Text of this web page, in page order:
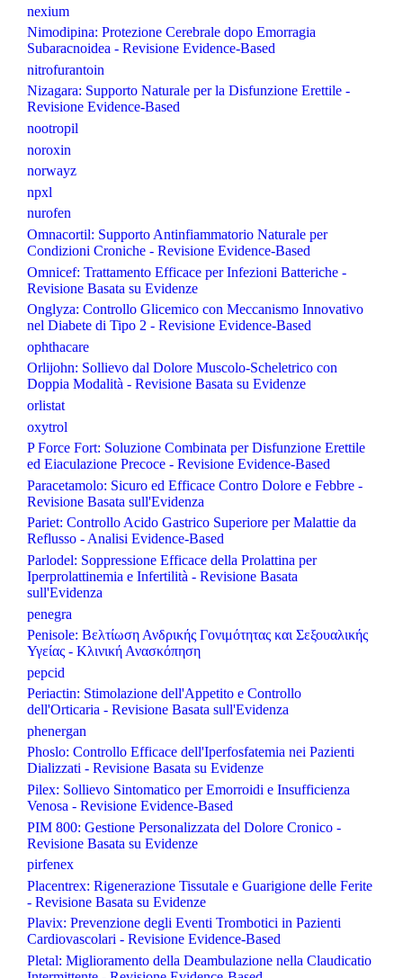
nexium
Nimodipina: Protezione Cerebrale dopo Emorragia
Subaracnoidea - Revisione Evidence-Based
nitrofurantoin
Nizagara: Supporto Naturale per la Disfunzione Erettile -
Revisione Evidence-Based
nootropil
noroxin
norwayz
npxl
nurofen
Omnacortil: Supporto Antinfiammatorio Naturale per
Condizioni Croniche - Revisione Evidence-Based
Omnicef: Trattamento Efficace per Infezioni Batteriche -
Revisione Basata su Evidenze
Onglyza: Controllo Glicemico con Meccanismo Innovativo
nel Diabete di Tipo 2 - Revisione Evidence-Based
ophthacare
Orlijohn: Sollievo dal Dolore Muscolo-Scheletrico con
Doppia Modalità - Revisione Basata su Evidenze
orlistat
oxytrol
P Force Fort: Soluzione Combinata per Disfunzione Erettile
ed Eiaculazione Precoce - Revisione Evidence-Based
Paracetamolo: Sicuro ed Efficace Contro Dolore e Febbre -
Revisione Basata sull'Evidenza
Pariet: Controllo Acido Gastrico Superiore per Malattie da
Reflusso - Analisi Evidence-Based
Parlodel: Soppressione Efficace della Prolattina per
Iperprolattinemia e Infertilità - Revisione Basata
sull'Evidenza
penegra
Penisole: Βελτίωση Ανδρικής Γονιμότητας και Σεξουαλικής
Υγείας - Κλινική Ανασκόπηση
pepcid
Periactin: Stimolazione dell'Appetito e Controllo
dell'Orticaria - Revisione Basata sull'Evidenza
phenergan
Phoslo: Controllo Efficace dell'Iperfosfatemia nei Pazienti
Dializzati - Revisione Basata su Evidenze
Pilex: Sollievo Sintomatico per Emorroidi e Insufficienza
Venosa - Revisione Evidence-Based
PIM 800: Gestione Personalizzata del Dolore Cronico -
Revisione Basata su Evidenze
pirfenex
Placentrex: Rigenerazione Tissutale e Guarigione delle Ferite
- Revisione Basata su Evidenze
Plavix: Prevenzione degli Eventi Trombotici in Pazienti
Cardiovascolari - Revisione Evidence-Based
Pletal: Miglioramento della Deambulazione nella Claudicatio